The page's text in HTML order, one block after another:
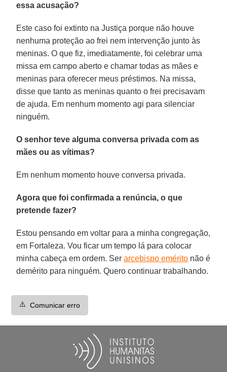
essa acusação?
Este caso foi extinto na Justiça porque não houve
nenhuma proteção ao frei nem intervenção junto às
meninas. O que fiz, imediatamente, foi celebrar uma
missa em campo aberto e chamar todas as mães e
meninas para oferecer meus préstimos. Na missa,
disse que tanto as meninas quanto o frei precisavam
de ajuda. Em nenhum momento agi para silenciar
ninguém.
O senhor teve alguma conversa privada com as
mães ou as vítimas?
Em nenhum momento houve conversa privada.
Agora que foi confirmada a renúncia, o que
pretende fazer?
Estou pensando em voltar para a minha congregação,
em Fortaleza. Vou ficar um tempo lá para colocar
minha cabeça em ordem. Serarcebispo emérito não é
demérito para ninguém. Quero continuar trabalhando.
⚠️ Comunicar erro